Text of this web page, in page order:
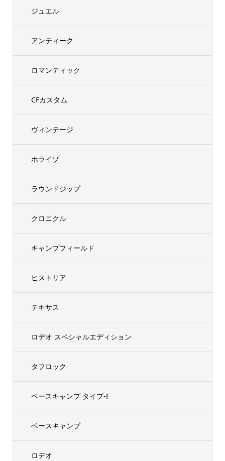
ジュエル
アンティーク
ロマンティック
CFカスタム
ヴィンテージ
ホライゾ
ラウンドジップ
クロニクル
キャンプフィールド
ヒストリア
テキサス
ロデオ スペシャルエディション
タフロック
ベースキャンプ タイプ-F
ベースキャンプ
ロデオ